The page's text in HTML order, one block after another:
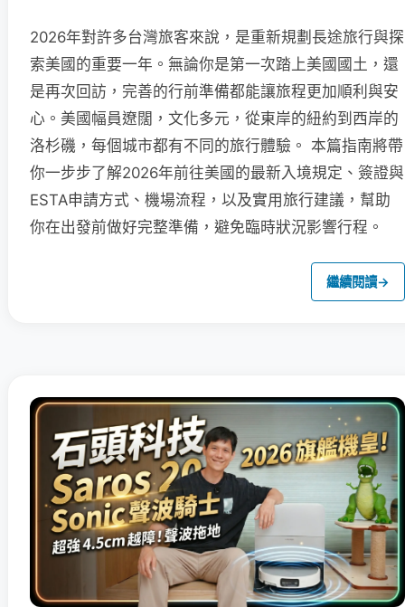
2026年對許多台灣旅客來說，是重新規劃長途旅行與探
索美國的重要一年。無論你是第一次踏上美國國土，還
是再次回訪，完善的行前準備都能讓旅程更加順利與安
心。美國幅員遼闊，文化多元，從東岸的紐約到西岸的
洛杉磯，每個城市都有不同的旅行體驗。 本篇指南將帶
你一步步了解2026年前往美國的最新入境規定、簽證與
ESTA申請方式、機場流程，以及實用旅行建議，幫助
你在出發前做好完整準備，避免臨時狀況影響行程。
繼續閱讀→